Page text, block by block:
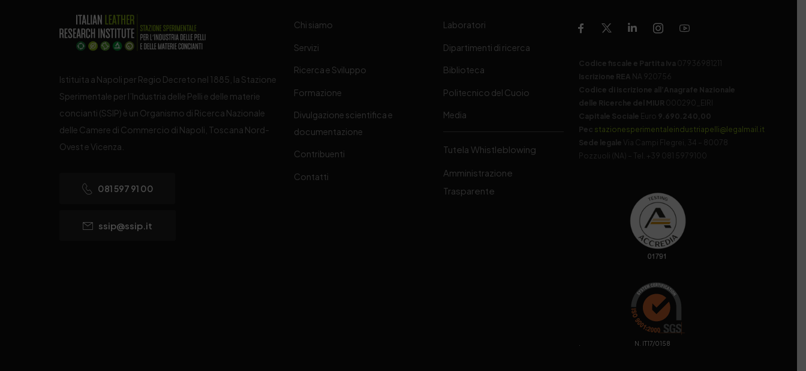
Istituita a Napoli per Regio Decreto nel 1885, la Stazione
Sperimentale per l’Industria delle Pelli e delle materie
concianti (SSIP) è un Organismo di Ricerca Nazionale
delle Camere di Commercio di Napoli, Toscana Nord-
Ovest e Vicenza.
081 597 91 00
ssip@ssip.it
Chi siamo
Servizi
Ricerca e Sviluppo
Formazione
Divulgazione scientifica e
documentazione
Contribuenti
Contatti
Laboratori
Dipartimenti di ricerca
Biblioteca
Politecnico del Cuoio
Media
Tutela Whistleblowing
Amministrazione
Trasparente
Codice fiscale e Partita Iva 07936981211
Iscrizione REA NA 920756
Codice di iscrizione all’Anagrafe Nazionale
delle Ricerche del MIUR 000290_EIRI
Capitale Sociale Euro 9.690.240,00
Pec stazionesperimentaleindustriapelli@legalmail.it
Sede legale
Via Campi Flegrei, 34 – 80078
Pozzuoli (NA) – Tel. +39 081 5979100
. N. IT17/0158